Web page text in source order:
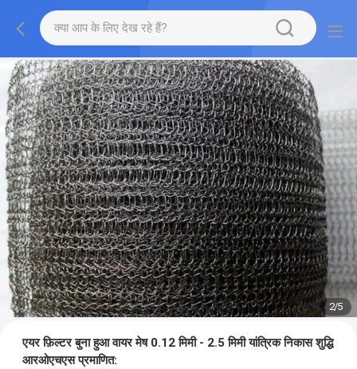
2/5
एयर फ़िल्टर बुना हुआ वायर मेष 0.12 मिमी - 2.5 मिमी यांत्रिक निकास शुद्धि
आरओएचएस प्रमाणित: